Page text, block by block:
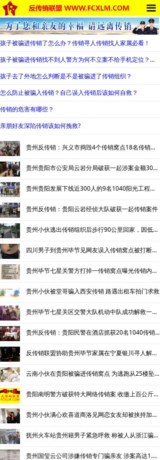
끀
首页
法律法规
反传销动态
受害者讲述
反传销杂谈
传销的危害
大学生专栏
死人事件
南派传销
北派传销
网络传销
精神传销
求助专区
传销骗术
相关处罚
揭秘传销
孩子被骗进传销了怎么办？传销寻人传销找人家属必看！
孩子被骗进传销找不到人警方为何不立案不给手机定位？警察不管怎么办？
孩子去了外地怎么判断是不是被骗进了传销组织？
怎么防止被骗入传销？自己误入传销后该如何自救？
传销的危害有哪些？
亲朋好友深陷传销该如何挽救?
贵州反传销：兴义市捣毁4个传销窝点18名传销人员受罚
贵州贵阳市公安局云岩分局破获一起涉案金额300余万元网络传销案件
贵州贵阳发展下线近300人的9名1040阳光工程传销“老总”落网
贵州反传销：贵阳云岩经侦大队破获一起传销案件
贵州小伙逃出传销组织后步行90公里回家，因低血糖晕倒路边
四川男子到贵州毕节见网友误入传销窝点被打断两根肋骨
贵州毕节七星关警方打掉一传销窝点曝光传销内部洗脑内容
贵州小伙被堂哥骗入西安传销 路遇出租车拍门求救
贵州毕节七星关区交警大队机动中队成功解救一名被传销组织控制人员
贵州反传销：贵阳民警在酒店抓获20名1040传销老总
反传销联盟协助贵州毕节家属在宁夏银川寻人解救被骗进传销的弟弟
云南小伙在贵阳被骗进传销窝点 为逃跑从25楼坠落万幸捡回一条命
贵阳南明警方破获特大网络传销案 收缴上百公斤黄金千万现金
贵州小伙满心欢喜道商洛见网恋女友却被挟持加入传销组织
抚州火车站贵州籍男子紧急呼救 称被人从浙江骗至江西抚州传销遭控制
贵州国玺云公司涉嫌传销专门骗亲友 涉案高达1.7亿元